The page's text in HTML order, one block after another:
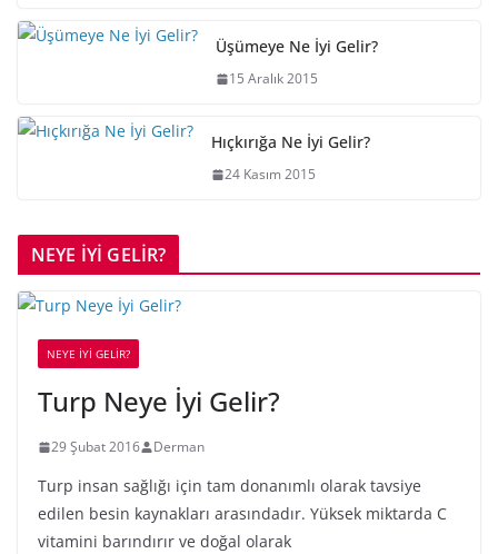
Üşümeye Ne İyi Gelir?
15 Aralık 2015
Hıçkırığa Ne İyi Gelir?
24 Kasım 2015
NEYE İYİ GELİR?
NEYE İYİ GELİR?
Turp Neye İyi Gelir?
29 Şubat 2016 Derman
Turp insan sağlığı için tam donanımlı olarak tavsiye
edilen besin kaynakları arasındadır. Yüksek miktarda C
vitamini barındırır ve doğal olarak